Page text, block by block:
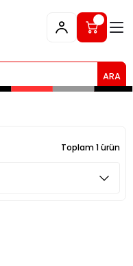
ARA
Toplam 1 ürün